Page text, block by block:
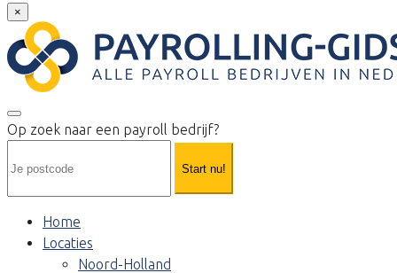
×
Op zoek naar een payroll bedrijf?
Start nu!
Home
Locaties
Noord-Holland